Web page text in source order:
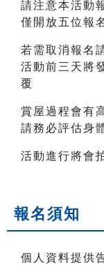
請注意本活動
僅開放五位報
若需取消報名
活動前三天將
覆
賞屋過程會有
請務必評估身
活動進行將會
報名須知
個人資料提供